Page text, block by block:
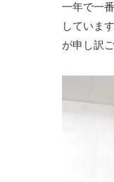
一年で一
していま
が申し訳